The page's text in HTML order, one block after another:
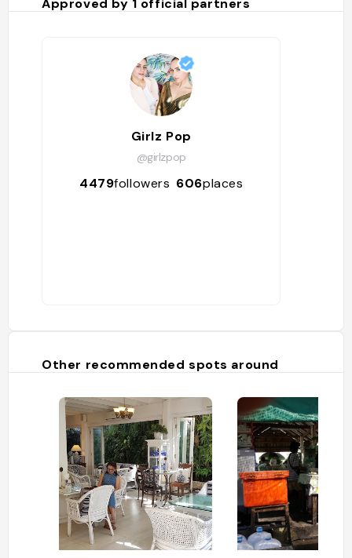
Approved by 1 official partners
Girlz Pop
@girlzpop
4479followers 606places
Other recommended spots around